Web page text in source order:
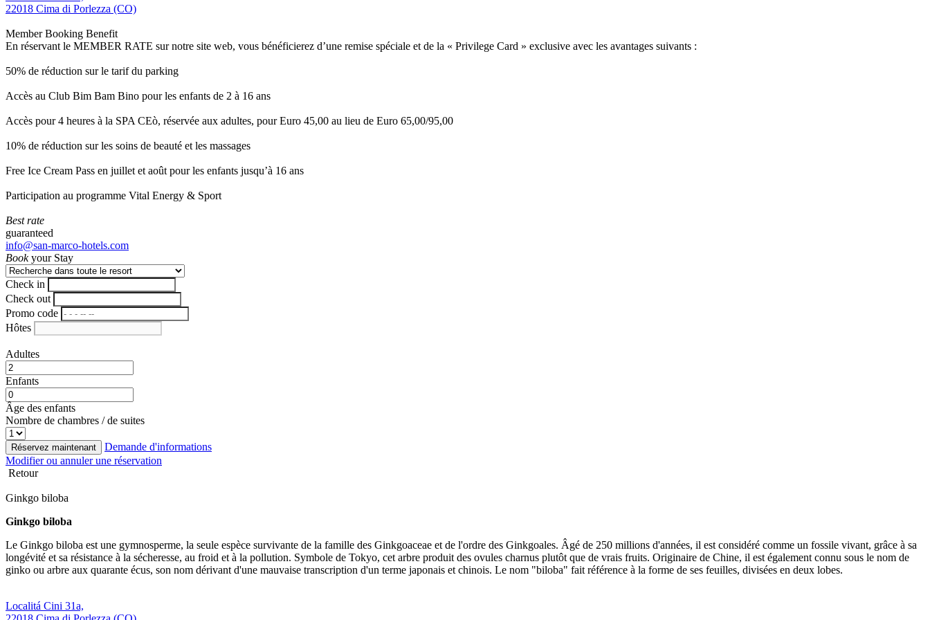
22018 Cima di Porlezza (CO)
Member Booking Benefit
En réservant le MEMBER RATE sur notre site web, vous bénéficierez d’une remise spéciale et de la « Privilege Card » exclusive avec les avantages suivants :
50% de réduction sur le tarif du parking
Accès au Club Bim Bam Bino pour les enfants de 2 à 16 ans
Accès pour 4 heures à la SPA CEò, réservée aux adultes, pour Euro 45,00 au lieu de Euro 65,00/95,00
10% de réduction sur les soins de beauté et les massages
Free Ice Cream Pass en juillet et août pour les enfants jusqu’à 16 ans
Participation au programme Vital Energy & Sport
Best rate
guaranteed
info@san-marco-hotels.com
Bookyour Stay
Check in
Check out
Promo code
Hôtes
Adultes
Enfants
Âge des enfants
Nombre de chambres / de suites
Réservez maintenant
Demande d'informations
Modifier ou annuler une réservation
Retour
Ginkgo biloba
Ginkgo biloba
Le Ginkgo biloba est une gymnosperme, la seule espèce survivante de la famille des Ginkgoaceae et de l'ordre des Ginkgoales. Âgé de 250 millions d'années, il est considéré comme un fossile vivant, grâce à sa
longévité et sa résistance à la sécheresse, au froid et à la pollution. Symbole de Tokyo, cet arbre produit des ovules charnus plutôt que de vrais fruits. Originaire de Chine, il est également connu sous le nom de
ginko ou arbre aux quarante écus, son nom dérivant d'une mauvaise transcription d'un terme japonais et chinois. Le nom "biloba" fait référence à la forme de ses feuilles, divisées en deux lobes.
Localitá Cini 31a,